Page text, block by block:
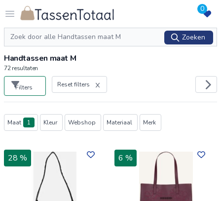
Open menu
Logo Tassentotaal.nl 0
Zoeken
Zoeken
Handtassen maat M
72resultaten
Filters Reset filters
Producten
Maat 1 Kleur Webshop Materiaal Merk
28 % 6 %